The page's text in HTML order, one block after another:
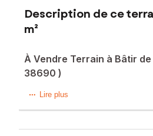
Description de ce
m²
À Vendre Terrain à Bâtir de
38690 )
Venez découvrir ce magnifique
Situé sur la commune
Lire plus